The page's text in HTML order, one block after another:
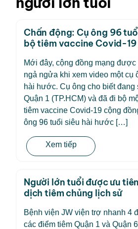
Chấn động: Cụ ông 96
bộ tiêm vaccine Covid-19
Mới đây, cộng đồng mạng
ngả ngửa khi xem video một cụ
hài hước. Cụ ông cho biết đang
Quận 1 (TP.HCM) và đã đi bộ
tiêm vaccine Covid-19 cộng
ông 96 tuổi siêu hài hước […]
Xem tiếp
Người lớn tuổi được ưu
dịch tiêm chủng lịch sử
Bệnh viện JW viện trợ nhanh 4
các điểm tiêm Quận 1 và Quận